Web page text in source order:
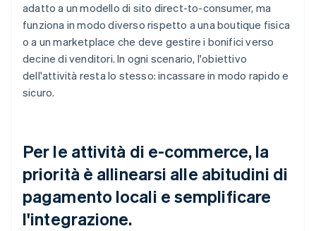
adatto a un modello di sito direct-to-consumer, ma
funziona in modo diverso rispetto a una boutique fisica
o a un marketplace che deve gestire i bonifici verso
decine di venditori. In ogni scenario, l'obiettivo
dell'attività resta lo stesso: incassare in modo rapido e
sicuro.
Per le attività di e-commerce, la
priorità è allinearsi alle abitudini di
pagamento locali e semplificare
l'integrazione.